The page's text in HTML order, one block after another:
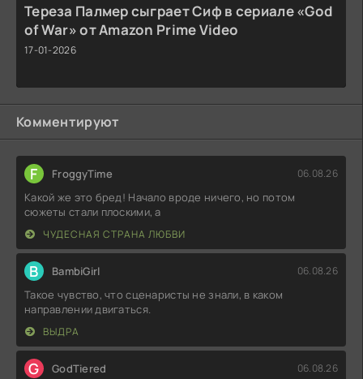
Тереза Палмер сыграет Сиф в сериале «God
of War» от Amazon Prime Video
17-01-2026
Комментируют
F FroggyTime 06.08.26
Какой же это бред! Начало вроде ничего, но потом
сюжеты стали плоскими, а
ЧУДЕСНАЯ СТРАНА ЛЮБВИ
B BambiGirl 06.08.26
Такое чувство, что сценаристы не знали, в каком
направлении двигаться.
ВЫДРА
G GodTiered 06.08.26